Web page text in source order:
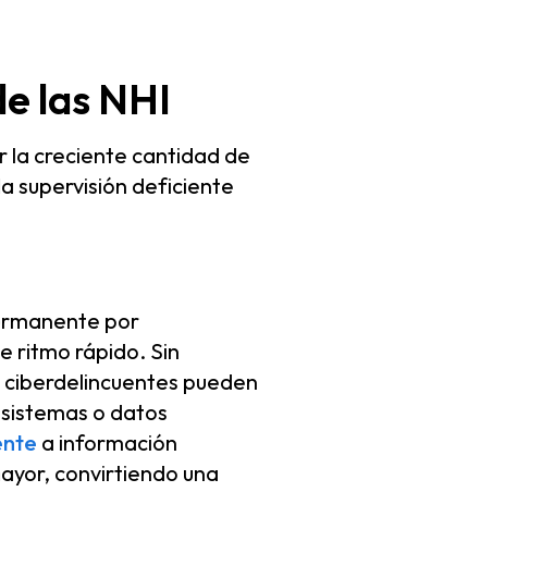
las NHI
la creciente cantidad de
supervisión deficiente
por
ritmo rápido. Sin
pueden
o datos
a información
convirtiendo una